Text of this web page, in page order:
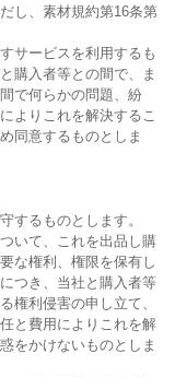
し、素材規約第16条第
サービスを利用するも
購入者等との間で、ま
で何らかの問題、紛
よりこれを解決するこ
同意するものとしま
するものとします。
いて、これを出品し購
な権利、権限を保有し
つき、当社と購入者等
権利侵害の申し立て、
と費用によりこれを解
をかけないものとしま